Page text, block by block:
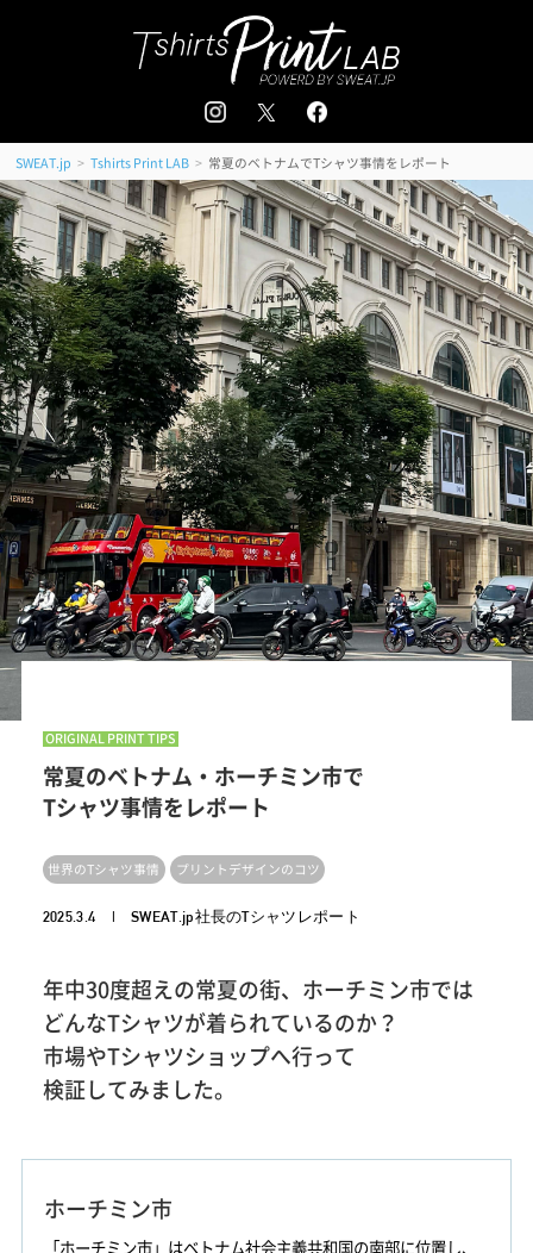
追加注文はこちら
会員登録 / ログイン
SWEAT.jp > Tshirts Print LAB > 常夏のベトナムでTシャツ事情をレポート
ORIGINAL PRINT TIPS
常夏のベトナム・ホーチミン市で
Tシャツ事情をレポート
世界のTシャツ事情 プリントデザインのコツ
2025.3.4 | SWEAT.jp社長のTシャツレポート
年中30度超えの常夏の街、ホーチミン市では
どんなTシャツが着られているのか？
市場やTシャツショップへ行って
検証してみました。
ホーチミン市
「ホーチミン市」はベトナム社会主義共和国の南部に位置し、